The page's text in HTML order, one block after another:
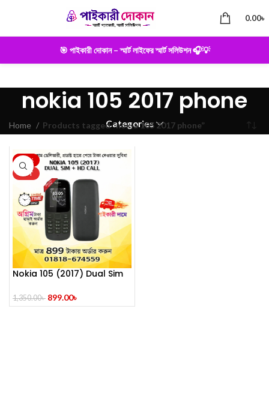
0.00৳
🎯 পাইকারী দোকান – স্মার্ট লাইফের স্মার্ট সলিউশন 🎧💡
nokia 105 2017 phone
Categories
Home Products tagged “nokia 105 2017 phone”
-33%
HOT
Nokia 105 (2017) Dual Sim
1,350.00৳ 899.00৳